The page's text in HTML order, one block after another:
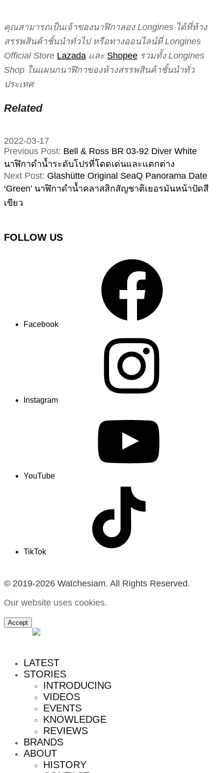
คุณสามารถเป็นเจ้าของนาฬิกาลอง Longines ได้ที่ห้าง
สรรพสินค้าชั้นนำทั่วไป หรือทางออนไลน์ที่ Longines
Official Store Lazada และ Shopee รวมทั้ง Longines
Shop ในแผนกนาฬิกาของห้างสรรพสินค้าชั้นนำทั่ว
ประเทศ
Related
2022-03-17
Previous Post: Bell & Ross BR 03-92 Diver White
นาฬิกาดำน้ำระดับโปรที่โดดเด่นและแตกต่าง
Next Post: Glashütte Original SeaQ Panorama Date
‘Green’ นาฬิกาดำน้ำคลาสสิกสัญชาติเยอรมันหน้าปัดสี
เขียว
FOLLOW US
Facebook
Instagram
YouTube
TikTok
© 2019-2026 Watchesiam. All Rights Reserved.
Our website uses cookies.
Accept
LATEST
STORIES
INTRODUCING
VIDEOS
EVENTS
KNOWLEDGE
REVIEWS
BRANDS
ABOUT
HISTORY